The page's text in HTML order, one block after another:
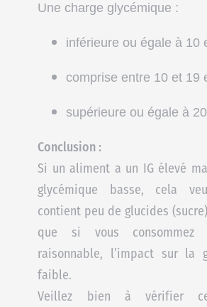
Une charge glycémique :
inférieure ou égale à 10
comprise entre 10 et 19
supérieure ou égale à 20
Conclusion :
Si un aliment a un IG élevé
glycémique basse, cela
contient peu de glucides
que si vous consommez
raisonnable, l’impact sur la
faible.
Veillez bien à vérifier